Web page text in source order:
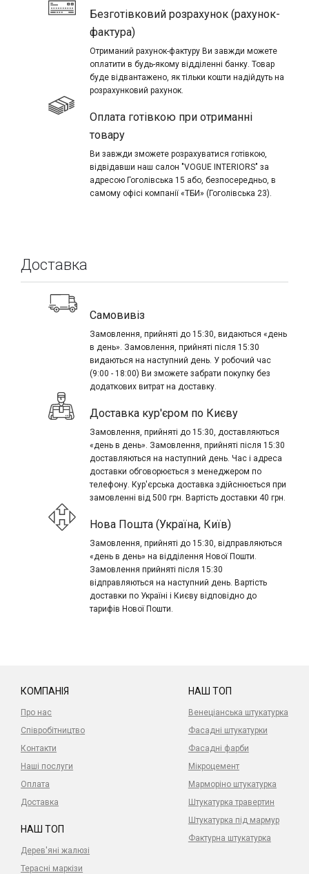
Безготівковий розрахунок (рахунок-
фактура)
Отриманий рахунок-фактуру Ви завжди можете
оплатити в будь-якому відділенні банку. Товар
буде відвантажено, як тільки кошти надійдуть на
розрахунковий рахунок.
Оплата готівкою при отриманні
товару
Ви завжди зможете розрахуватися готівкою,
відвідавши наш салон "VOGUE INTERIORS" за
адресою Гоголівська 15 або, безпосередньо, в
самому офісі компанії «ТБИ» (Гоголівська 23).
Доставка
Самовивіз
Замовлення, прийняті до 15:30, видаються «день
в день». Замовлення, прийняті після 15:30
видаються на наступний день. У робочий час
(9:00 - 18:00) Ви зможете забрати покупку без
додаткових витрат на доставку.
Доставка кур'єром по Києву
Замовлення, прийняті до 15:30, доставляються
«день в день». Замовлення, прийняті після 15:30
доставляються на наступний день. Час і адреса
доставки обговорюється з менеджером по
телефону. Кур'єрська доставка здійснюється при
замовленні від 500 грн. Вартість доставки 40 грн.
Нова Пошта (Україна, Київ)
Замовлення, прийняті до 15:30, відправляються
«день в день» на відділення Нової Пошти.
Замовлення прийняті після 15:30
відправляються на наступний день. Вартість
доставки по Україні і Києву відповідно до
тарифів Нової Пошти.
КОМПАНІЯ
Про нас
Співробітництво
Контакти
Наші послуги
Оплата
Доставка
НАШ ТОП
Венеціанська штукатурка
Фасадні штукатурки
Фасадні фарби
Мікроцемент
Марморіно штукатурка
Штукатурка травертин
Штукатурка під мармур
Фактурна штукатурка
НАШ ТОП
Дерев'яні жалюзі
Терасні маркізи